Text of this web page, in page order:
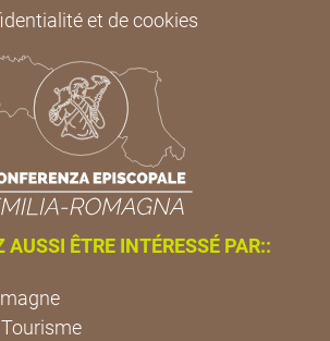
et de cookies
AUSSI ÊTRE INTÉRESSÉ PAR::